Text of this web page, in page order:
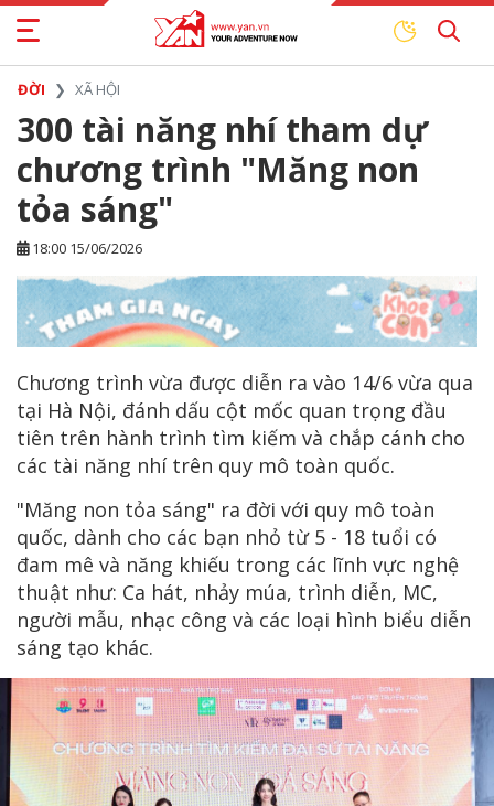
ĐỜI XÃ HỘI
300 tài năng nhí tham dự
chương trình "Măng non
tỏa sáng"
18:00 15/06/2026
Chương trình vừa được diễn ra vào 14/6 vừa qua
tại Hà Nội, đánh dấu cột mốc quan trọng đầu
tiên trên hành trình tìm kiếm và chắp cánh cho
các tài năng nhí trên quy mô toàn quốc.
"Măng non tỏa sáng" ra đời với quy mô toàn
quốc, dành cho các bạn nhỏ từ 5 - 18 tuổi có
đam mê và năng khiếu trong các lĩnh vực nghệ
thuật như: Ca hát, nhảy múa, trình diễn, MC,
người mẫu, nhạc công và các loại hình biểu diễn
sáng tạo khác.